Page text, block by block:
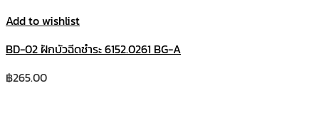
Add to wishlist
BD-02 ฝักบัวฉีดชำระ 6152.0261 BG-A
฿265.00